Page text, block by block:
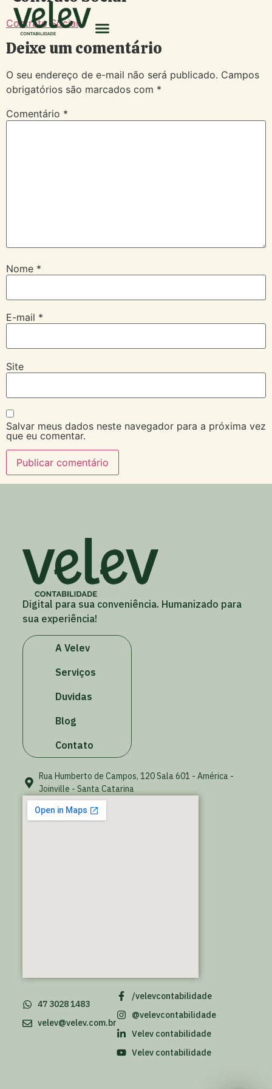
Contrato Social
Deixe um comentário
O seu endereço de e-mail não será publicado. Campos
obrigatórios são marcados com *
Comentário *
Nome *
E-mail *
Site
Salvar meus dados neste navegador para a próxima vez
que eu comentar.
Digital para sua conveniência. Humanizado para
sua experiência!
A Velev
Serviços
Duvidas
Blog
Contato
Rua Humberto de Campos, 120 Sala 601 - América -
Joinville - Santa Catarina
/velevcontabilidade
@velevcontabilidade
Velev contabilidade
Velev contabilidade
47 3028 1483
velev@velev.com.br